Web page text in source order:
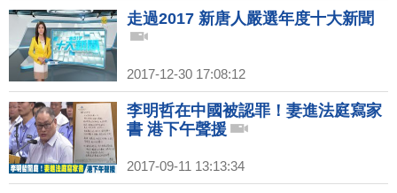
走過2017 新唐人嚴選年度十大新聞
2017-12-30 17:08:12
李明哲在中國被認罪！妻進法庭寫家
書 港下午聲援
2017-09-11 13:13:34